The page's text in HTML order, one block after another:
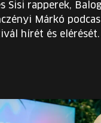
Sisi rapperek,
Márkó
hírét és elérését.